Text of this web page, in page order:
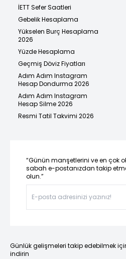
İETT Sefer Saatleri
Gebelik Hesaplama
Yükselen Burç Hesaplama
2026
Yüzde Hesaplama
Geçmiş Döviz Fiyatları
Adım Adım Instagram
Hesap Dondurma 2026
Adım Adım Instagram
Hesap Silme 2026
Resmi Tatil Takvimi 2026
“Günün manşetlerini ve en çok
sabah e-postanızdan takip
olun.”
Günlük gelişmeleri takip edebilmek
indirin